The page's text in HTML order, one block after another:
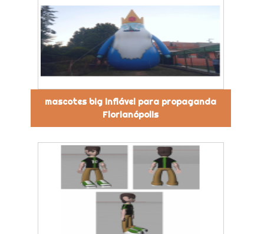
mascotes big inflável para propaganda
Florianópolis